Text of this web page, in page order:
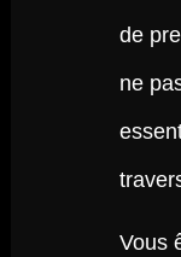
de
ne
Vous